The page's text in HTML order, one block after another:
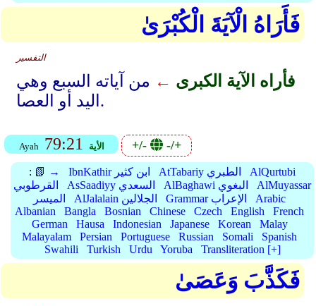
فَأَرَاهُ الْآيَةَ الْكُبْرَىٰ
التفسير
فأراه الآية الكبرى ← من آياته السبع وهي
اليد أو العصا.
Ayah 79:21 الأية +/- -/+
: 📗 → IbnKathir ابن كثير AtTabariy الطبري
AlQurtubi
القرطوبي
AsSaadiyy السعدي AlBaghawi البغوي
AlMuyassar
الميسر
AlJalalain الجلالين Grammar الإعراب
Arabic
Albanian
Bangla Bosnian Chinese Czech English
French
German
Hausa Indonesian Japanese Korean
Malay
Malayalam
Persian Portuguese Russian Somali
Spanish
Swahili
Turkish Urdu Yoruba Transliteration [+]
فَكَذَّبَ وَعَصَىٰ